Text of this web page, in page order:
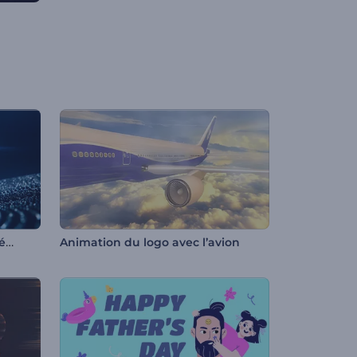
Intro - Galaxie des diamants étincelants Animation du logo avec l’avion